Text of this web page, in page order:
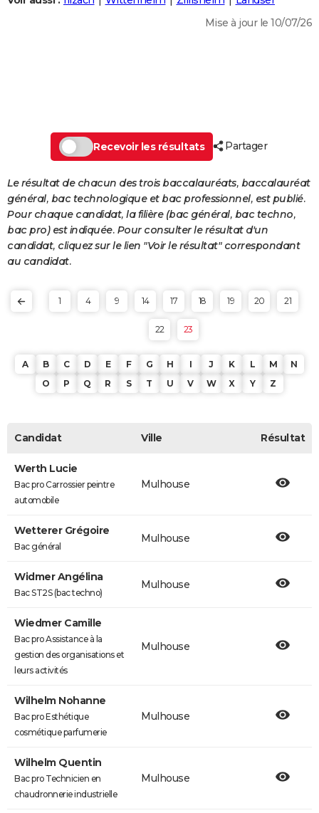
DICTIONNAIRE
Dictionnaire
Biographies
Expressions
Proverbes
PROGRAMME TV
COPAINS D'AVANT
S'inscrire
Se connecter
Lycées
Collèges
Primaires
Universités
Entreprises
Service militaire
Avis de recherche
AVIS DE DÉCÈS
FORUM
Mise à jour le 10/07/26
Recevoir les résultats Partager
Le résultat de chacun des trois baccalauréats, baccalauréat
général, bac technologique et bac professionnel, est publié.
Pour chaque candidat, la filière (bac général, bac techno,
bac pro) est indiquée. Pour consulter le résultat d'un
candidat, cliquez sur le lien "Voir le résultat" correspondant
au candidat.
1 4 9 14 17 18 19 20 21
22 23
A B C D E F G H I J K L M
N
O
P Q R S T U V W X Y Z
Candidat Ville Résultat
Werth Lucie
Bac pro Carrossier peintre
automobile
Mulhouse
Wetterer Grégoire
Bac général
Mulhouse
Widmer Angélina
Bac ST2S (bac techno)
Mulhouse
Wiedmer Camille
Bac pro Assistance à la
gestion des organisations et
leurs activités
Mulhouse
Wilhelm Nohanne
Bac pro Esthétique
cosmétique parfumerie
Mulhouse
Wilhelm Quentin
Bac pro Technicien en
chaudronnerie industrielle
Mulhouse